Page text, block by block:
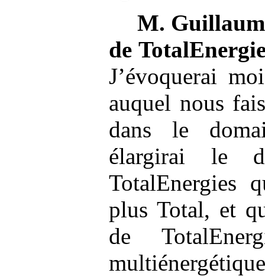
M.
de
J’évoquerai
auquel nous
dans le
élargirai le
TotalEnergies
plus Total, et
de